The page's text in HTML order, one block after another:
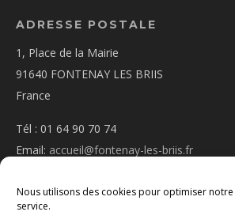
Nous utilisons des cookies pour optimiser
service.
ADRESSE POSTALE
1, Place de la Mairie
91640 FONTENAY LES BRIIS
France
Tél : 01 64 90 70 74
Email: accueil@fontenay-les-briis.fr